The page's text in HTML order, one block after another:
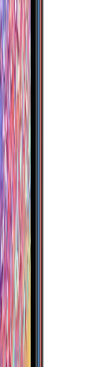
KAMERA
- Siyah